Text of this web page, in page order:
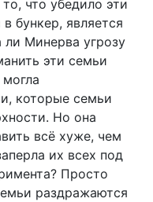
что убедило эти
бункер, является
Минерва угрозу
эти семьи
которые семьи
Но она
всё хуже, чем
их всех под
Просто
раздражаются